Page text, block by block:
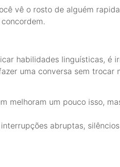
vê o rosto de alguém
habilidades linguísticas, é
uma conversa sem trocar
melhoram um pouco isso,
abruptas,